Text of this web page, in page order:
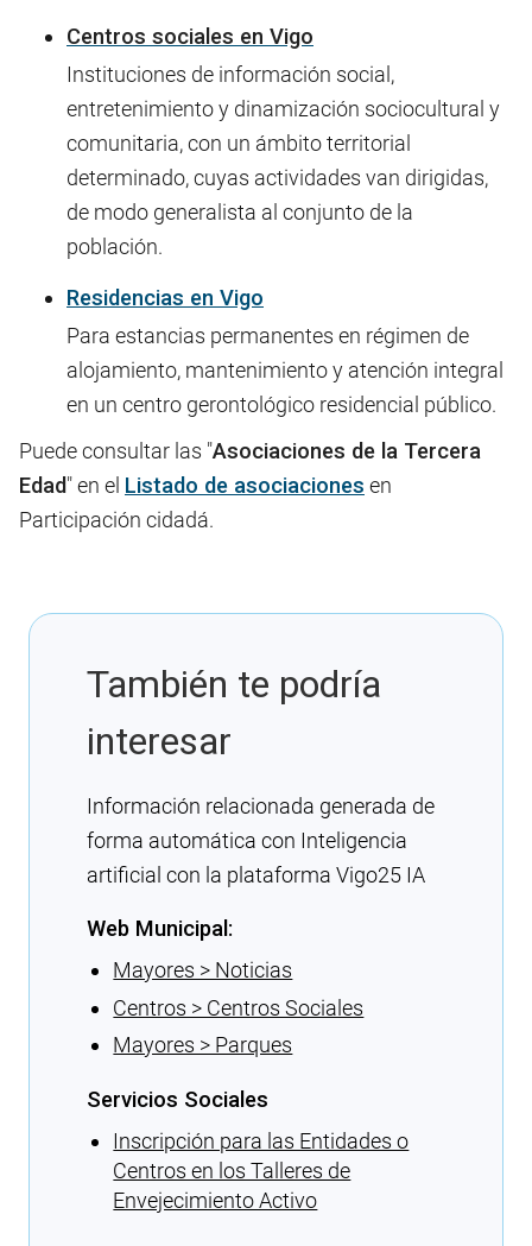
Centros sociales en Vigo
Instituciones de información social,
entretenimiento y dinamización sociocultural y
comunitaria, con un ámbito territorial
determinado, cuyas actividades van dirigidas,
de modo generalista al conjunto de la
población.
Residencias en Vigo
Para estancias permanentes en régimen de
alojamiento, mantenimiento y atención integral
en un centro gerontológico residencial público.
Puede consultar las "Asociaciones de la Tercera
Edad" en el Listado de asociaciones en
Participación cidadá.
También te podría
interesar
Información relacionada generada de
forma automática con Inteligencia
artificial con la plataforma Vigo25 IA
Web Municipal:
Mayores > Noticias
Centros > Centros Sociales
Mayores > Parques
Servicios Sociales
Inscripción para las Entidades o
Centros en los Talleres de
Envejecimiento Activo